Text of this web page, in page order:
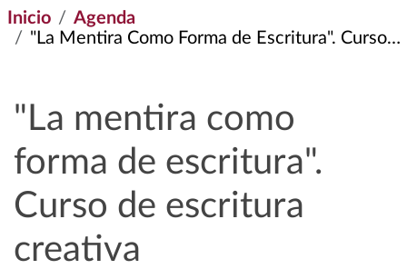
Inicio
Agenda
"La Mentira Como Forma de Escritura". Curso de Escritura Creativa
"La mentira como
forma de escritura".
Curso de escritura
creativa